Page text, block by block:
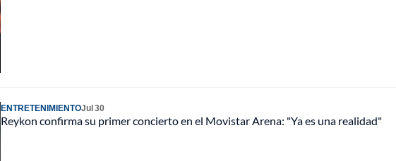
ENTRETENIMIENTOJul 30
Reykon confirma su primer concierto en el Movistar Arena: "Ya es una realidad"